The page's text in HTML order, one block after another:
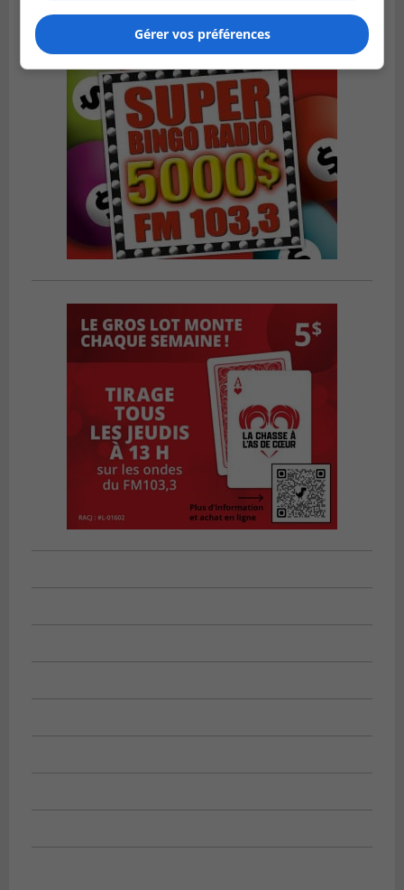
Gérer vos préférences